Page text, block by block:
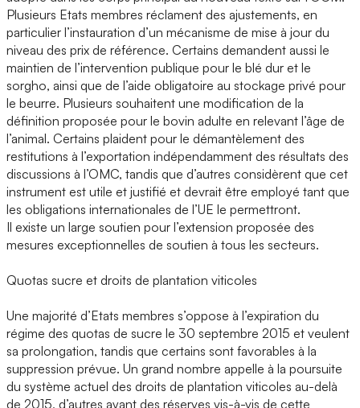
Plusieurs Etats membres réclament des ajustements, en
particulier l’instauration d’un mécanisme de mise à jour du
niveau des prix de référence. Certains demandent aussi le
maintien de l’intervention publique pour le blé dur et le
sorgho, ainsi que de l’aide obligatoire au stockage privé pour
le beurre. Plusieurs souhaitent une modification de la
définition proposée pour le bovin adulte en relevant l’âge de
l’animal. Certains plaident pour le démantèlement des
restitutions à l’exportation indépendamment des résultats des
discussions à l’OMC, tandis que d’autres considèrent que cet
instrument est utile et justifié et devrait être employé tant que
les obligations internationales de l’UE le permettront.
Il existe un large soutien pour l’extension proposée des
mesures exceptionnelles de soutien à tous les secteurs.
Quotas sucre et droits de plantation viticoles
Une majorité d’Etats membres s’oppose à l’expiration du
régime des quotas de sucre le 30 septembre 2015 et veulent
sa prolongation, tandis que certains sont favorables à la
suppression prévue. Un grand nombre appelle à la poursuite
du système actuel des droits de plantation viticoles au-delà
de 2015, d’autres ayant des réserves vis-à-vis de cette